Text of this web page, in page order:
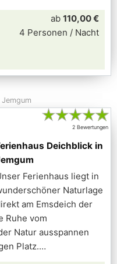
ab 110,00 €
4 Personen / Nacht
Jemgum
★★★★★
2 Bewertungen
Deichblick in
Ferienhaus liegt in
Naturlage
am Emsdeich der
Ruhe vom
Natur ausspannen
Platz.